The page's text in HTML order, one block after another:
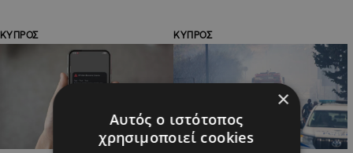
ΚΥΠΡΟΣ ΚΥΠΡΟΣ
×
Αυτός ο ιστότοπος
χρησιμοποιεί cookies